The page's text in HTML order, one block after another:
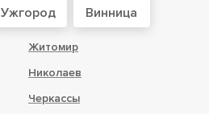
Ужгород Винница
Житомир
Николаев
Черкассы